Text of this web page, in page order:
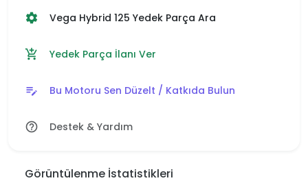
settings Vega Hybrid 125 Yedek Parça Ara
add_shopping_cart Yedek Parça İlanı Ver
edit_note Bu Motoru Sen Düzelt / Katkıda Bulun
help_outline Destek & Yardım
Görüntülenme İstatistikleri